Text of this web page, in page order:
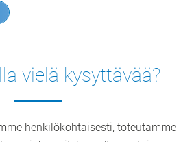
vielä kysyttävää?
henkilökohtaisesti, toteutamme